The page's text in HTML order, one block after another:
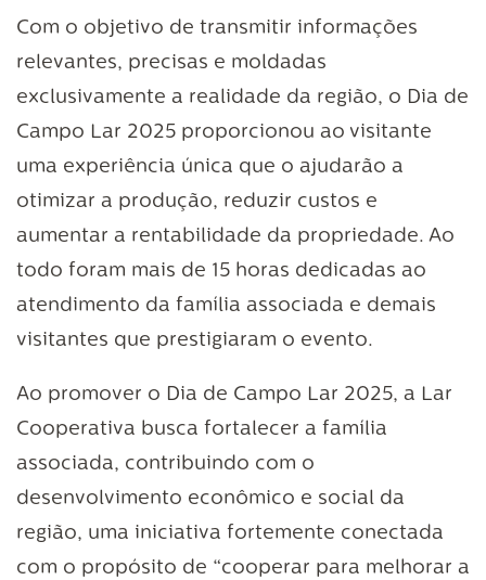
Com o objetivo de transmitir informações
relevantes, precisas e moldadas
exclusivamente a realidade da região, o Dia de
Campo Lar 2025 proporcionou ao visitante
uma experiência única que o ajudarão a
otimizar a produção, reduzir custos e
aumentar a rentabilidade da propriedade. Ao
todo foram mais de 15 horas dedicadas ao
atendimento da família associada e demais
visitantes que prestigiaram o evento.
Ao promover o Dia de Campo Lar 2025, a Lar
Cooperativa busca fortalecer a família
associada, contribuindo com o
desenvolvimento econômico e social da
região, uma iniciativa fortemente conectada
com o propósito de “cooperar para melhorar a